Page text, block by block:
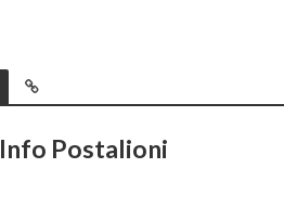
Info Postalioni